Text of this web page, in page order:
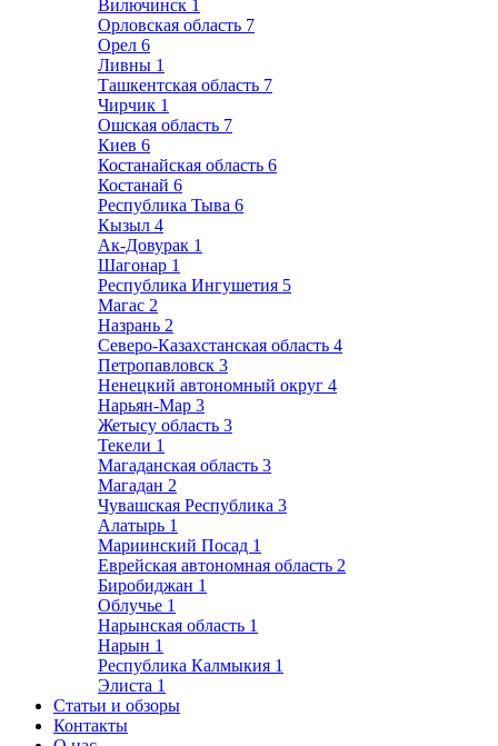
Вилючинск 1
Орловская область 7
Орел 6
Ливны 1
Ташкентская область 7
Чирчик 1
Ошская область 7
Киев 6
Костанайская область 6
Костанай 6
Республика Тыва 6
Кызыл 4
Ак-Довурак 1
Шагонар 1
Республика Ингушетия 5
Магас 2
Назрань 2
Северо-Казахстанская область 4
Петропавловск 3
Ненецкий автономный округ 4
Нарьян-Мар 3
Жетысу область 3
Текели 1
Магаданская область 3
Магадан 2
Чувашская Республика 3
Алатырь 1
Мариинский Посад 1
Еврейская автономная область 2
Биробиджан 1
Облучье 1
Нарынская область 1
Нарын 1
Республика Калмыкия 1
Элиста 1
Статьи и обзоры
Контакты